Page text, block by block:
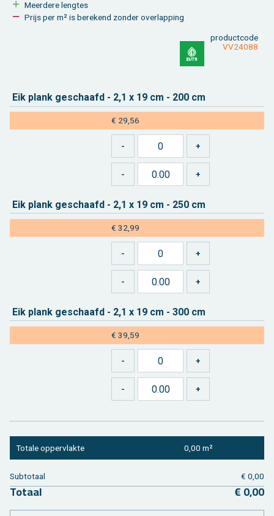
Meer­de­re leng­tes
Prijs per m² is be­re­kend zon­der over­lap­ping
product­code
VV24088
Eik plank ge­schaafd - 2,1 x 19 cm - 200 cm
€ 29,56
Eik plank ge­schaafd - 2,1 x 19 cm - 250 cm
€ 32,99
Eik plank ge­schaafd - 2,1 x 19 cm - 300 cm
€ 39,59
To­ta­le op­per­vlak­te 0,00 m²
Sub­to­taal € 0,00
To­taal € 0,00